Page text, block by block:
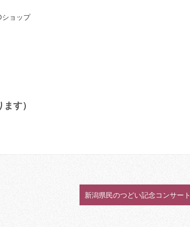
ョップ
す）
新潟県民のつどい記念コンサート